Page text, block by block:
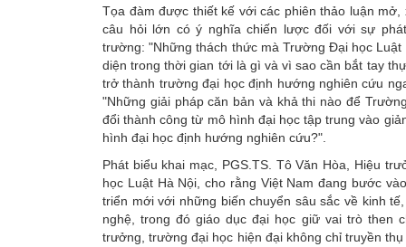
Tọa đàm được thiết kế với các phiên thảo luận mở,
câu hỏi lớn có ý nghĩa chiến lược đối với sự
trường: "Những thách thức mà Trường Đại học Luật
diện trong thời gian tới là gì và vì sao cần bắt tay
trở thành trường đại học định hướng nghiên cứu
"Những giải pháp căn bản và khả thi nào để
đổi thành công từ mô hình đại học tập trung vào
hình đại học định hướng nghiên cứu?".
Phát biểu khai mạc, PGS.TS. Tô Văn Hòa, Hiệu
học Luật Hà Nội, cho rằng Việt Nam đang bước
triển mới với những biến chuyển sâu sắc về kinh
nghệ, trong đó giáo dục đại học giữ vai trò then
trưởng, trường đại học hiện đại không chỉ truyền